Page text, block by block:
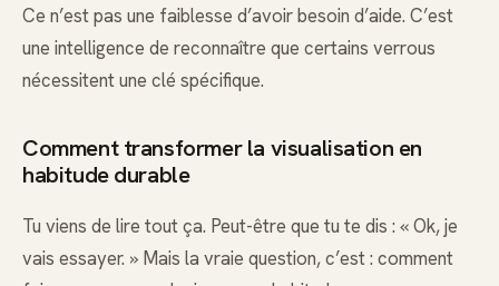
Ce n’est pas une faiblesse d’avoir besoin d’aide. C’est
une intelligence de reconnaître que certains verrous
nécessitent une clé spécifique.
Comment transformer la visualisation en
habitude durable
Tu viens de lire tout ça. Peut-être que tu te dis : « Ok, je
vais essayer. » Mais la vraie question, c’est : comment